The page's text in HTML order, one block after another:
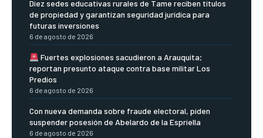
Diez sedes educativas rurales de Tame reciben títulos
de propiedad y garantizan seguridad jurídica para
futuras inversiones
6 de agosto de 2026
Fuertes explosiones sacudieron a Arauquita;
reportan presunto ataque contra base militar Los
Predios
6 de agosto de 2026
Con nueva demanda sobre fraude electoral, piden
suspender posesión de Abelardo de la Espriella
6 de agosto de 2026